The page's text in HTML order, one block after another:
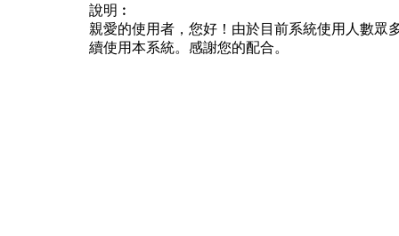
說明︰
親愛的使用者，您好！由於目前系統使用人數眾
續使用本系統。感謝您的配合。